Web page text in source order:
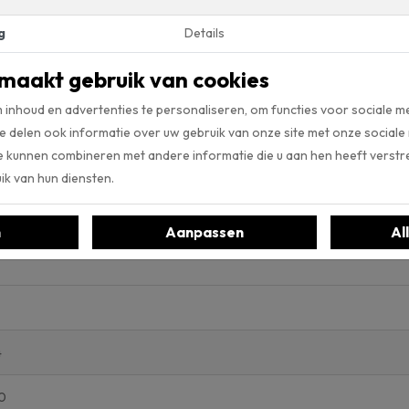
reiniging. Slechts regelmatig stofzuigen en afnemen met een
wij in onze winkelintensief reinigervan Co-Pro. Deze ontvet uw
van vloerenmerk Ambiant. Met de Artificial Intelligence tool
ruimte, deze te uploaden en de gewenste vloer uit de
vloerenmerk Ambiant ook in onze webshop bekijken.
Details
gebruik van cookies
inhoud en advertenties te personaliseren, om functies voor sociale
delen ook informatie over uw gebruik van onze site met onze
kunnen combineren met andere informatie die u aan hen heeft
van hun diensten.
Aanpassen